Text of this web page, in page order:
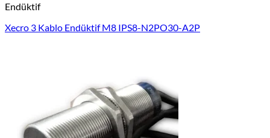
Endüktif
Xecro 3 Kablo Endüktif M8 IPS8-N2PO30-A2P